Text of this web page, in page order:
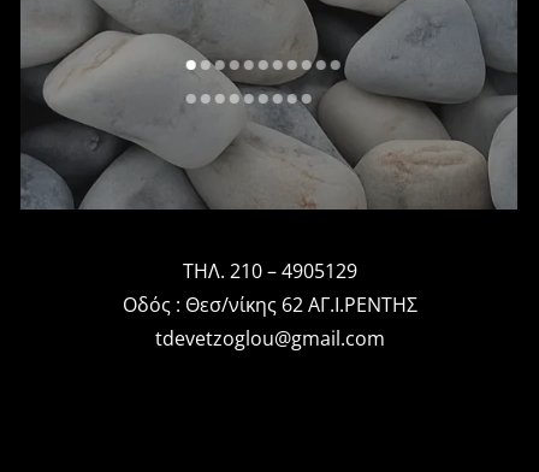
ΤΗΛ. 210 – 4905129
Οδός : Θεσ/νίκης 62 ΑΓ.Ι.ΡΕΝΤΗΣ
tdevetzoglou@gmail.com